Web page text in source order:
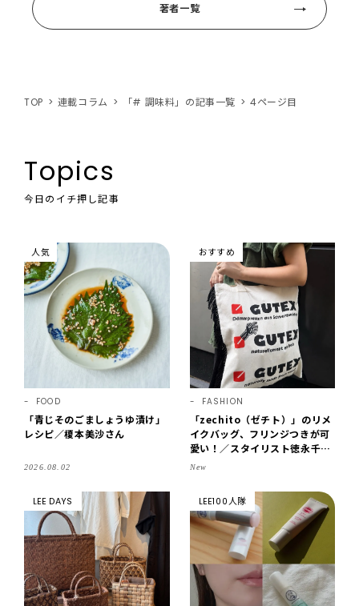
著者一覧
TOP 連載コラム 「# 調味料」の記事一覧 4ページ目
Topics
今日のイチ押し記事
人気
FOOD
「青じそのごましょうゆ漬け」
レシピ／榎本美沙さん
2026.08.02
おすすめ
FASHION
「zechito（ゼチト）」のリメ
イクバッグ、フリンジつきが可
愛い！／スタイリスト徳永千夏
さん【おやこども名品】
New
LEE DAYS LEE100人隊